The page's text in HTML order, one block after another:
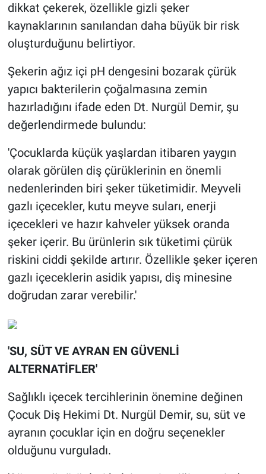
dikkat çekerek, özellikle gizli şeker
kaynaklarının sanılandan daha büyük bir risk
oluşturduğunu belirtiyor.
Şekerin ağız içi pH dengesini bozarak çürük
yapıcı bakterilerin çoğalmasına zemin
hazırladığını ifade eden Dt. Nurgül Demir, şu
değerlendirmede bulundu:
'Çocuklarda küçük yaşlardan itibaren yaygın
olarak görülen diş çürüklerinin en önemli
nedenlerinden biri şeker tüketimidir. Meyveli
gazlı içecekler, kutu meyve suları, enerji
içecekleri ve hazır kahveler yüksek oranda
şeker içerir. Bu ürünlerin sık tüketimi çürük
riskini ciddi şekilde artırır. Özellikle şeker içeren
gazlı içeceklerin asidik yapısı, diş minesine
doğrudan zarar verebilir.'
'SU, SÜT VE AYRAN EN GÜVENLİ
ALTERNATİFLER'
Sağlıklı içecek tercihlerinin önemine değinen
Çocuk Diş Hekimi Dt. Nurgül Demir, su, süt ve
ayranın çocuklar için en doğru seçenekler
olduğunu vurguladı.